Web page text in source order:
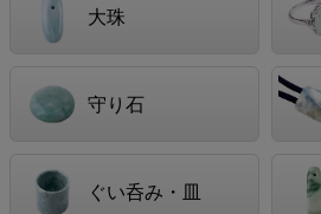
大珠
守り石
ぐい呑み・皿